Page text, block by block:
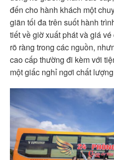
đến cho hành khách một
giãn tối đa trên suốt hành
tiết về giờ xuất phát và giá
rõ ràng trong các nguồn,
cao cấp thường đi kèm với
một giấc nghỉ ngơi chất